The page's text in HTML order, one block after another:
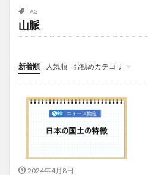
TAG
山脈
新着順 人気順
お勧めカテゴリ
投稿
学び
マンガ
電子書籍
2024年4月8日